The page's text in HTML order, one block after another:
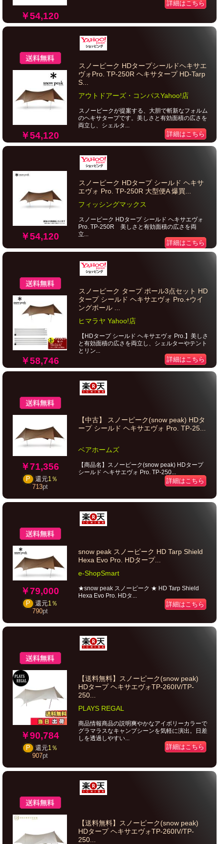
￥54,120
詳細はこちら
￥54,120
スノーピーク HDタープシールドヘキサエ
ヴォPro. TP-250R ヘキサタープ HD-Tarp
S...
アウトドアーズ・コンパスYahoo!店
スノーピークが提案する、大胆で斬新なフォルム
のヘキサタープです。美しさと有効面積の広さを
両立し、シェルタ...
詳細はこちら
￥54,120
スノーピーク HDタープ シールド ヘキサ
エヴォ Pro. TP-250R 大型便A 爆買...
フィッシングマックス
スノーピーク HDタープ シールド ヘキサエヴォ
Pro. TP-250R 美しさと有効面積の広さを両
立...
詳細はこちら
￥58,746
スノーピーク タープ ポール3点セット HD
タープ シールド ヘキサエヴォ Pro.+ウイ
ングポール ...
ヒマラヤ Yahoo!店
【HDタープ シールド ヘキサエヴォ Pro.】美しさ
と有効面積の広さを両立し、シェルターやテント
とリン...
詳細はこちら
￥71,356
P 還元1％
713pt
【中古】 スノーピーク(snow peak) HDタ
ープ シールド ヘキサエヴォ Pro. TP-25...
ベアホームズ
【商品名】スノーピーク(snow peak) HDタープ
シールド ヘキサエヴォ Pro. TP-250...
詳細はこちら
￥79,000
P 還元1％
790pt
snow peak スノーピーク HD Tarp Shield
Hexa Evo Pro. HDタープ...
e-ShopSmart
★snow peak スノーピーク ★ HD Tarp Shield
Hexa Evo Pro. HDタ...
詳細はこちら
￥90,784
P 還元1％
907pt
【送料無料】スノーピーク(snow peak)
HDタープ ヘキサエヴォTP-260IV/TP-
250...
PLAYS REGAL
商品情報商品の説明爽やかなアイボリーカラーで
グラマラスなキャンプシーンを気軽に演出。日差
しを透過しやすい...
詳細はこちら
【送料無料】スノーピーク(snow peak)
HDタープ ヘキサエヴォTP-260IV/TP-
250...